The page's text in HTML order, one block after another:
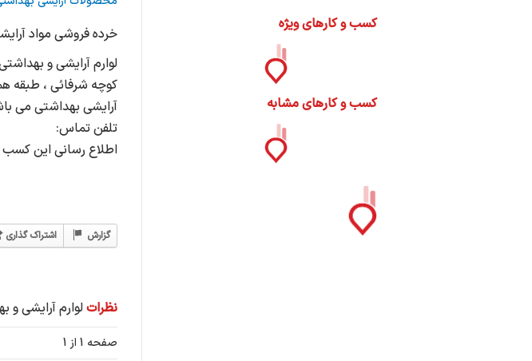
خرده فروشی مواد
لوارم آرایشی و
کوچه شرفائی ، طبقه
آرایشی بهداشتی می
تلفن تماس:
اطلاع رسانی این کسب
اشتراک گذاری گزارش
نظراتلوارم آرایشی
صفحه 1 از 1
کسب و کارهای ویژه
کسب و کارهای مشابه